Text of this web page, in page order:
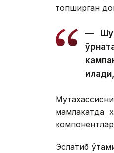
топширган
— Шу
мамлакатда
Эслатиб